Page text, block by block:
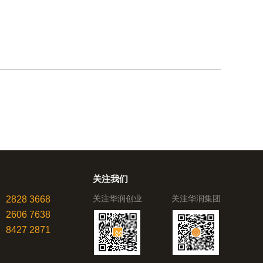
2828 3668
2606 7638
8427 2871
关注我们
关注华润创业 关注华润集团